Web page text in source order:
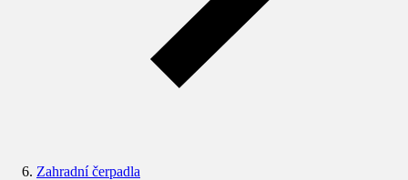
Zahradní čerpadla